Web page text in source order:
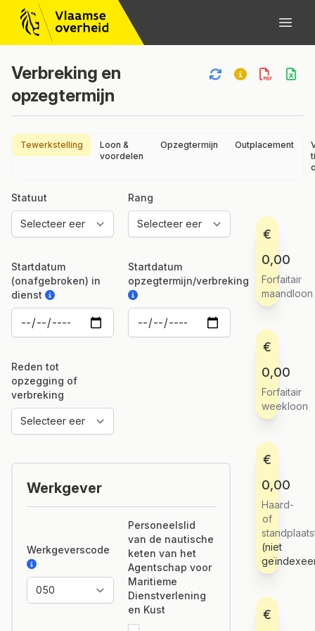
Verbreking en
opzegtermijn
Tewerkstelling
Loon &
voordelen
Opzegtermijn Outplacement
Statuut Rang
Startdatum
(onafgebroken) in
dienst
Startdatum
opzegtermijn/verbreking
Reden tot
opzegging of
verbreking
Werkgever
Werkgeverscode
Personeelslid
van de nautische
keten van het
Agentschap voor
Maritieme
Dienstverlening
en Kust
€
0,00
Forfaitair
maandloon
€
0,00
Forfaitair
weekloon
€
0,00
Haard-
of
(niet
€